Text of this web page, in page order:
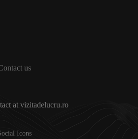
us
at vizitadelucru.ro
Icons